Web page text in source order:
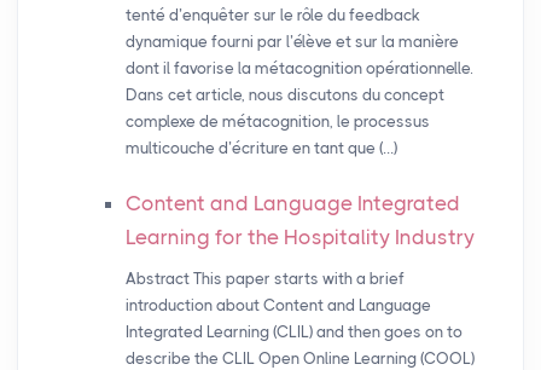
tenté d’enquêter sur le rôle du feedback
dynamique fourni par l’élève et sur la manière
dont il favorise la métacognition opérationnelle.
Dans cet article, nous discutons du concept
complexe de métacognition, le processus
multicouche d’écriture en tant que (…)
Content and Language Integrated
Learning for the Hospitality Industry
Abstract This paper starts with a brief
introduction about Content and Language
Integrated Learning (CLIL) and then goes on to
describe the CLIL Open Online Learning (COOL)